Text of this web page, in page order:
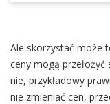
Ale skorzystać może
ceny mogą przełożyć
nie, przykładowy
nie zmieniać cen,